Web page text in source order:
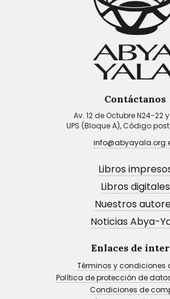
Contáctanos
Av. 12 de Octubre N24-22
UPS (Bloque A), Código
Libros
Libros digitales
Nuestros
Noticias Abya-
Enlaces de
Términos y condiciones
Política de protección de
Condiciones de